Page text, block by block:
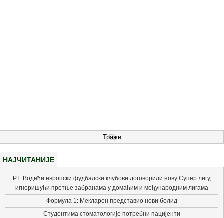
НАЈЧИТАНИЈЕ
РТ: Водећи европски фудбалски клубови договорили нову Супер лигу,
игноришући претње забранама у домаћим и међународним лигама
Формула 1: Мекларен представио нови болид
Студентима стоматологије потребни пацијенти